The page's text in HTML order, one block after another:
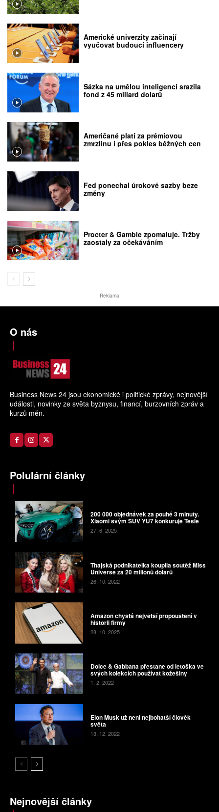
Americké univerzity začínají
vyučovat budoucí influencery
Sázka na umělou inteligenci srazila
fond z 45 miliard dolarů
Američané platí za prémiovou
zmrzlinu i přes pokles běžných cen
Fed ponechal úrokové sazby beze
změny
Procter & Gamble zpomaluje. Tržby
zaostaly za očekáváním
Reklama
O nás
Business News 24 jsou ekonomické i politické zprávy, nejnovější
události, novinky ze světa byznysu, financí, burzovních zpráv a
kurzů měn.
Polulární články
200 000 objednávek za pouhé 3 minuty.
Xiaomi svým SUV YU7 konkuruje Tesle
27. 6. 2025
Thajská podnikatelka koupila soutěž Miss
Universe za 20 milionů dolarů
26. 10. 2022
Amazon chystá největší propouštění v
historii firmy
28. 10. 2025
Dolce & Gabbana přestane od letoška ve
svých kolekcích používat kožešiny
1. 2. 2022
Elon Musk už není nejbohatší člověk
světa
13. 12. 2022
Nejnovější články